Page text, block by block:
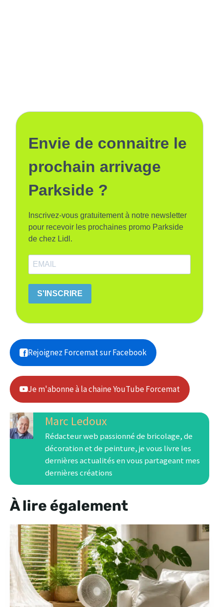
Envie de connaitre le
prochain arrivage
Parkside ?
Inscrivez-vous gratuitement à notre newsletter
pour recevoir les prochaines promo Parkside
de chez Lidl.
S'INSCRIRE
Rejoignez Forcemat sur Facebook
Je m'abonne à la chaine YouTube Forcemat
Marc Ledoux
Rédacteur web passionné de bricolage, de
décoration et de peinture, je vous livre les
dernières actualités en vous partageant mes
dernières créations
À lire également